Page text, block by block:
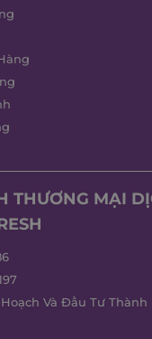
THƯƠNG MẠI
Hoạch Và Đầu Tư Thành